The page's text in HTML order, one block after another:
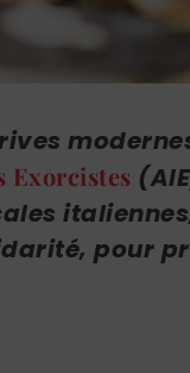
Exorcistes
pour